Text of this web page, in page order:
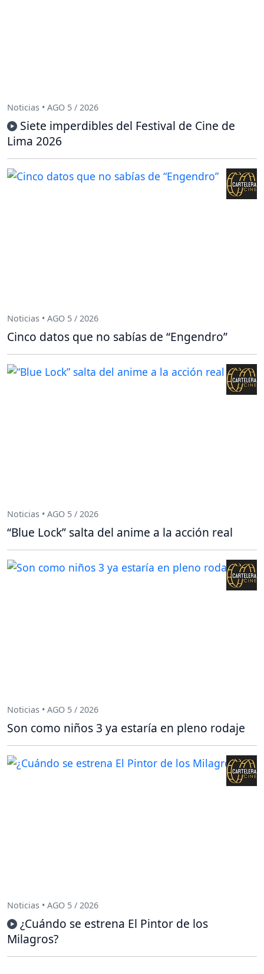
Noticias • AGO 5 / 2026
Siete imperdibles del Festival de Cine de
Lima 2026
Noticias • AGO 5 / 2026
Cinco datos que no sabías de “Engendro”
Noticias • AGO 5 / 2026
“Blue Lock” salta del anime a la acción real
Noticias • AGO 5 / 2026
Son como niños 3 ya estaría en pleno rodaje
Noticias • AGO 5 / 2026
¿Cuándo se estrena El Pintor de los
Milagros?